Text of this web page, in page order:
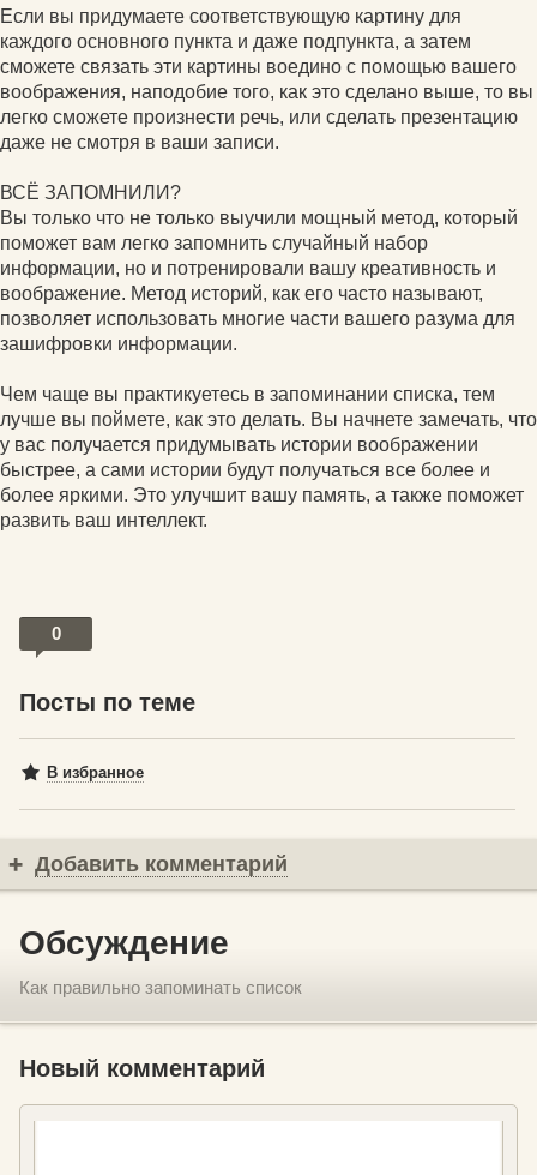
Если вы придумаете соответствующую картину для
каждого основного пункта и даже подпункта, а затем
сможете связать эти картины воедино с помощью вашего
воображения, наподобие того, как это сделано выше, то вы
легко сможете произнести речь, или сделать презентацию
даже не смотря в ваши записи.
ВСЁ ЗАПОМНИЛИ?
Вы только что не только выучили мощный метод, который
поможет вам легко запомнить случайный набор
информации, но и потренировали вашу креативность и
воображение. Метод историй, как его часто называют,
позволяет использовать многие части вашего разума для
зашифровки информации.
Чем чаще вы практикуетесь в запоминании списка, тем
лучше вы поймете, как это делать. Вы начнете замечать, что
у вас получается придумывать истории воображении
быстрее, а сами истории будут получаться все более и
более яркими. Это улучшит вашу память, а также поможет
развить ваш интеллект.
0
Посты по теме
В избранное
Добавить комментарий
Обсуждение
Как правильно запоминать список
Новый комментарий